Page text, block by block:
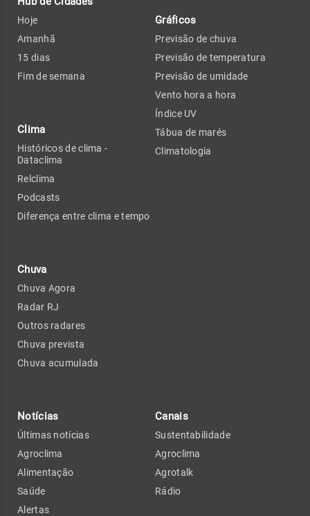
Hoje
Amanhã
15 dias
Fim de semana
Clima
Históricos de clima -
Dataclima
Relclima
Podcasts
Diferença entre clima e tempo
Chuva
Chuva Agora
Radar RJ
Outros radares
Chuva prevista
Chuva acumulada
Gráficos
Previsão de chuva
Previsão de temperatura
Previsão de umidade
Vento hora a hora
Índice UV
Tábua de marés
Climatologia
Notícias
Últimas notícias
Agroclima
Alimentação
Saúde
Alertas
Canais
Sustentabilidade
Agroclima
Agrotalk
Rádio